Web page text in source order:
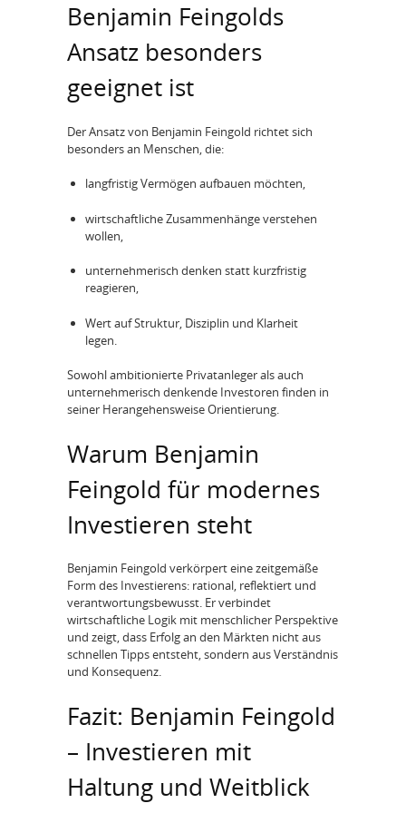
Benjamin Feingolds
Ansatz besonders
geeignet ist
Der Ansatz von Benjamin Feingold richtet sich
besonders an Menschen, die:
langfristig Vermögen aufbauen möchten,
wirtschaftliche Zusammenhänge verstehen
wollen,
unternehmerisch denken statt kurzfristig
reagieren,
Wert auf Struktur, Disziplin und Klarheit
legen.
Sowohl ambitionierte Privatanleger als auch
unternehmerisch denkende Investoren finden in
seiner Herangehensweise Orientierung.
Warum Benjamin
Feingold für modernes
Investieren steht
Benjamin Feingold verkörpert eine zeitgemäße
Form des Investierens: rational, reflektiert und
verantwortungsbewusst. Er verbindet
wirtschaftliche Logik mit menschlicher Perspektive
und zeigt, dass Erfolg an den Märkten nicht aus
schnellen Tipps entsteht, sondern aus Verständnis
und Konsequenz.
Fazit: Benjamin Feingold
– Investieren mit
Haltung und Weitblick